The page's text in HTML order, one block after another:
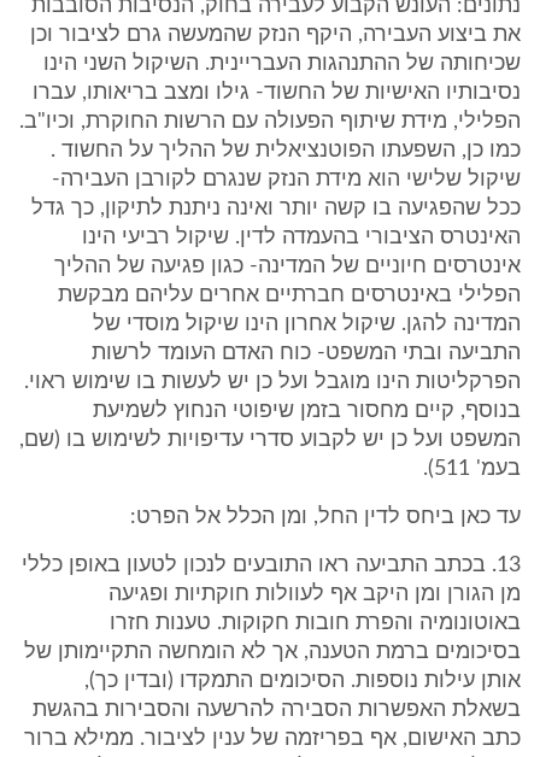
נתונים: העונש הקבוע לעבירה בחוק, הנסיבות הסובבות
את ביצוע העבירה, היקף הנזק שהמעשה גרם לציבור וכן
שכיחותה של ההתנהגות העבריינית. השיקול השני הינו
נסיבותיו האישיות של החשוד- גילו ומצב בריאותו, עברו
הפלילי, מידת שיתוף הפעולה עם הרשות החוקרת, וכיו"ב.
כמו כן, השפעתו הפוטנציאלית של ההליך על החשוד .
שיקול שלישי הוא מידת הנזק שנגרם לקורבן העבירה-
ככל שהפגיעה בו קשה יותר ואינה ניתנת לתיקון, כך גדל
האינטרס הציבורי בהעמדה לדין. שיקול רביעי הינו
אינטרסים חיוניים של המדינה- כגון פגיעה של ההליך
הפלילי באינטרסים חברתיים אחרים עליהם מבקשת
המדינה להגן. שיקול אחרון הינו שיקול מוסדי של
התביעה ובתי המשפט- כוח האדם העומד לרשות
הפרקליטות הינו מוגבל ועל כן יש לעשות בו שימוש ראוי.
בנוסף, קיים מחסור בזמן שיפוטי הנחוץ לשמיעת
המשפט ועל כן יש לקבוע סדרי עדיפויות לשימוש בו (שם,
בעמ' 511).
עד כאן ביחס לדין החל, ומן הכלל אל הפרט:
13. בכתב התביעה ראו התובעים לנכון לטעון באופן כללי
מן הגורן ומן היקב אף לעוולות חוקתיות ופגיעה
באוטונומיה והפרת חובות חקוקות. טענות חזרו
בסיכומים ברמת הטענה, אך לא הומחשה התקיימותן של
אותן עילות נוספות. הסיכומים התמקדו (ובדין כך),
בשאלת האפשרות הסבירה להרשעה והסבירות בהגשת
כתב האישום, אף בפריזמה של ענין לציבור. ממילא ברור